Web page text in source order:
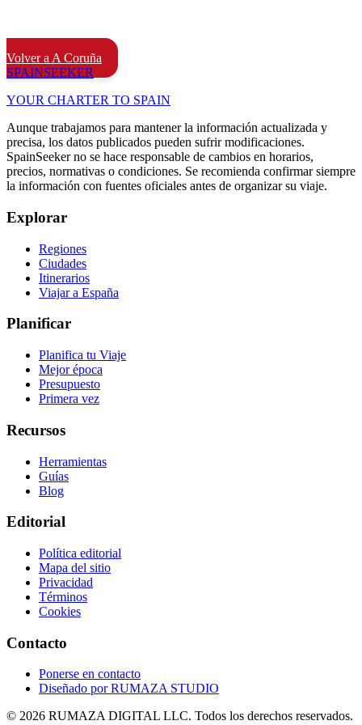
Volver a A Coruña
SPAINSEEKER
YOUR CHARTER TO SPAIN
Aunque trabajamos para mantener la información actualizada y
precisa, los datos publicados pueden sufrir modificaciones.
SpainSeeker no se hace responsable de cambios en horarios,
precios, normativas o condiciones. Se recomienda confirmar siempre
la información con fuentes oficiales antes de organizar su viaje.
Explorar
Regiones
Ciudades
Itinerarios
Viajar a España
Planificar
Planifica tu Viaje
Mejor época
Presupuesto
Primera vez
Recursos
Herramientas
Guías
Blog
Editorial
Política editorial
Mapa del sitio
Privacidad
Términos
Cookies
Contacto
Ponerse en contacto
Diseñado porRUMAZA STUDIO
© 2026 RUMAZA DIGITAL LLC. Todos los derechos reservados.